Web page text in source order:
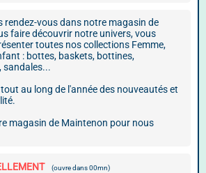
rendez-vous dans notre magasin de
faire découvrir notre univers, vous
toutes nos collections Femme,
: bottes, baskets, bottines,
sandales...
au long de l'année des nouveautés et
magasin de Maintenon pour nous
(ouvre dans 00mn)